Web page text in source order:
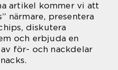
artikel kommer vi att
närmare, presentera
diskutera
och erbjuda en
för- och nackdelar